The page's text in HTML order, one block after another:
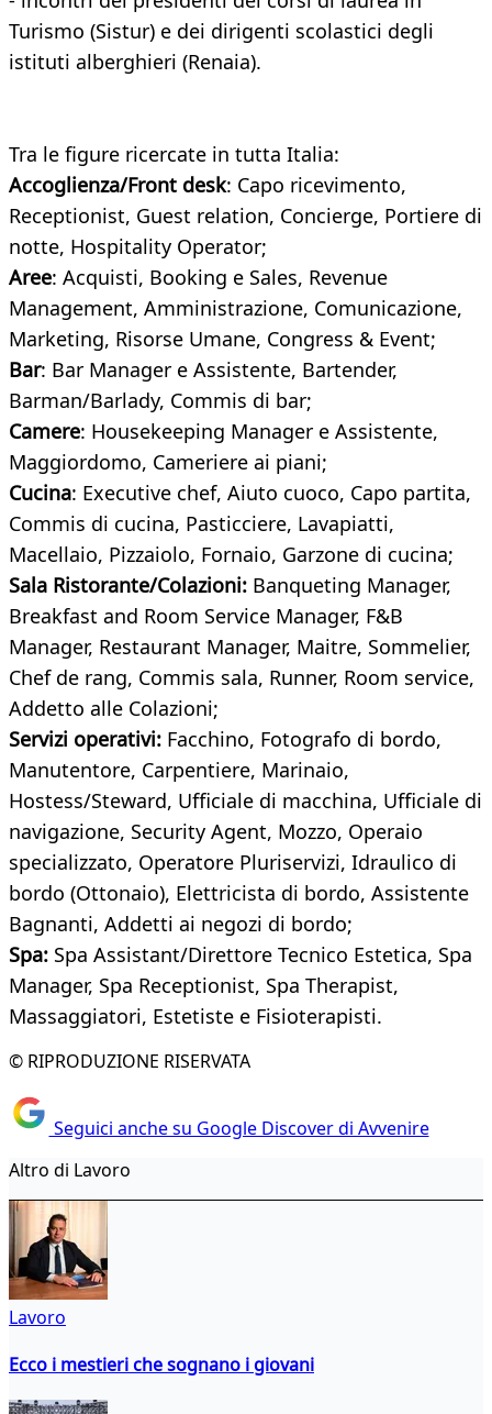
Turismo (Sistur) e dei dirigenti scolastici degli
istituti alberghieri (Renaia).
Tra le figure ricercate in tutta Italia:
Accoglienza/Front desk: Capo ricevimento,
Receptionist, Guest relation, Concierge, Portiere di
notte, Hospitality Operator;
Aree: Acquisti, Booking e Sales, Revenue
Management, Amministrazione, Comunicazione,
Marketing, Risorse Umane, Congress & Event;
Bar: Bar Manager e Assistente, Bartender,
Barman/Barlady, Commis di bar;
Camere: Housekeeping Manager e Assistente,
Maggiordomo, Cameriere ai piani;
Cucina: Executive chef, Aiuto cuoco, Capo partita,
Commis di cucina, Pasticciere, Lavapiatti,
Macellaio, Pizzaiolo, Fornaio, Garzone di cucina;
Sala Ristorante/Colazioni: Banqueting Manager,
Breakfast and Room Service Manager, F&B
Manager, Restaurant Manager, Maitre, Sommelier,
Chef de rang, Commis sala, Runner, Room service,
Addetto alle Colazioni;
Servizi operativi: Facchino, Fotografo di bordo,
Manutentore, Carpentiere, Marinaio,
Hostess/Steward, Ufficiale di macchina, Ufficiale di
navigazione, Security Agent, Mozzo, Operaio
specializzato, Operatore Pluriservizi, Idraulico di
bordo (Ottonaio), Elettricista di bordo, Assistente
Bagnanti, Addetti ai negozi di bordo;
Spa: Spa Assistant/Direttore Tecnico Estetica, Spa
Manager, Spa Receptionist, Spa Therapist,
Massaggiatori, Estetiste e Fisioterapisti.
© RIPRODUZIONE RISERVATA
Seguici anche su Google Discover di Avvenire
Altro di Lavoro
Lavoro
Ecco i mestieri che sognano i giovani